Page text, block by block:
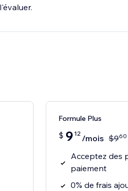
Formule Plus
$ 9 12 /mois $960
Acceptez des
paiement
0% de frais